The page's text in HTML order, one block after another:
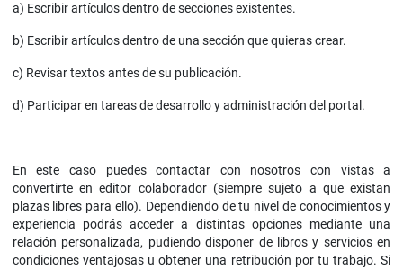
a) Escribir artículos dentro de secciones existentes.
b) Escribir artículos dentro de una sección que quieras crear.
c) Revisar textos antes de su publicación.
d) Participar en tareas de desarrollo y administración del portal.
En este caso puedes contactar con nosotros con vistas a
convertirte en editor colaborador (siempre sujeto a que existan
plazas libres para ello). Dependiendo de tu nivel de conocimientos y
experiencia podrás acceder a distintas opciones mediante una
relación personalizada, pudiendo disponer de libros y servicios en
condiciones ventajosas u obtener una retribución por tu trabajo. Si